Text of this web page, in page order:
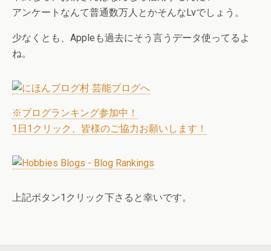
アンケートなんて普通数万人とかそんなLvでしょう。
少なくとも、Appleも過去にそう言うデータ使ってるよ
ね。
※ブログランキング参加中！
1日1クリック、皆様のご協力お願いします！
上記ボタン1クリック下さると幸いです。